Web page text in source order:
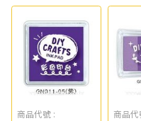
商品代號 :
商品代